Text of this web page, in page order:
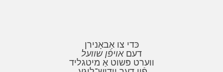
כּדי צו אַבאָנירן
דעםאויפֿן שוועל
ווערט פּשוט אַ מיטגליד